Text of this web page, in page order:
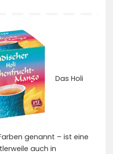
Das Holi
genannt – ist eine
auch in